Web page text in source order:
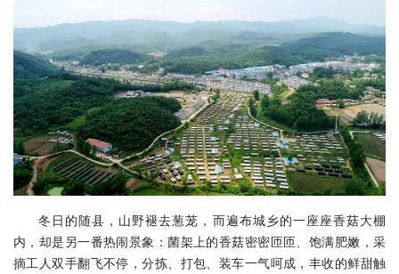
冬日的随县，山野褪去葱茏，而遍布城乡的一座座香菇大棚
内，却是另一番热闹景象：菌架上的香菇密密匝匝、饱满肥嫩，采
摘工人双手翻飞不停，分拣、打包、装车一气呵成，丰收的鲜甜触